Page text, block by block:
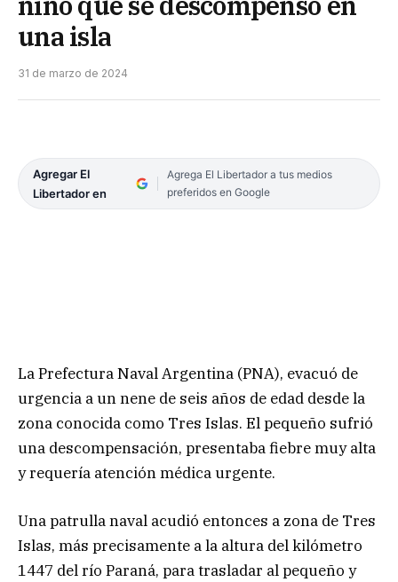
una isla
31 de marzo de 2024
Agregar El
Libertador en
Agrega El Libertador a tus medios
preferidos en Google
La Prefectura Naval Argentina (PNA), evacuó de
urgencia a un nene de seis años de edad desde la
zona conocida como Tres Islas. El pequeño sufrió
una descompensación, presentaba fiebre muy alta
y requería atención médica urgente.
Una patrulla naval acudió entonces a zona de Tres
Islas, más precisamente a la altura del kilómetro
1447 del río Paraná, para trasladar al pequeño y